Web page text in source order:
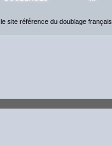
, le site référence du doublage français.